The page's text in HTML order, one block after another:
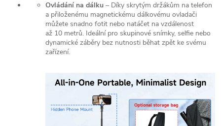
Ovládání na dálku – Díky skrytým držákům na telefon
a přiloženému magnetickému dálkovému ovladači
můžete snadno fotit nebo natáčet na vzdálenost
až 10 metrů. Ideální pro skupinové snímky, selfie nebo
dynamické záběry bez nutnosti běhat zpět ke svému
zařízení.